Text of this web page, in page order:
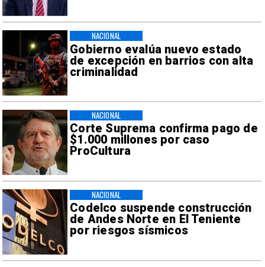
Gobierno evalúa nuevo estado
de excepción en barrios con alta
criminalidad
NACIONAL
Corte Suprema confirma pago de
$1.000 millones por caso
ProCultura
NACIONAL
Codelco suspende construcción
de Andes Norte en El Teniente
por riesgos sísmicos
NACIONAL